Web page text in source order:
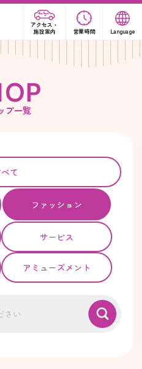
アクセス・
施設案内
営業時間 Language
OP
プ一覧
て
ファッション
サービス
アミューズメント